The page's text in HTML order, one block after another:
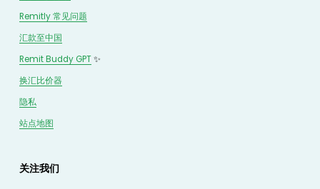
Remitly 常见问题
汇款至中国
Remit Buddy GPT ✨
换汇比价器
隐私
站点地图
关注我们